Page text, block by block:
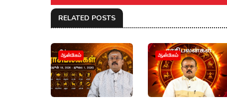
RELATED POSTS
ஆன்மிகம் ஆன்மிகம்